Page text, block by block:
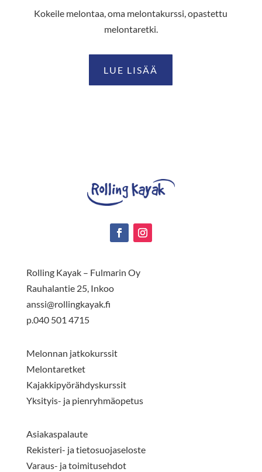
Kokeile melontaa, oma melontakurssi, opastettu
melontaretki.
LUE LISÄÄ
Rolling Kayak – Fulmarin Oy
Rauhalantie 25, Inkoo
anssi@rollingkayak.fi
p.040 501 4715
Melonnan jatkokurssit
Melontaretket
Kajakkipyörähdyskurssit
Yksityis- ja pienryhmäopetus
Asiakaspalaute
Rekisteri- ja tietosuojaseloste
Varaus- ja toimitusehdot